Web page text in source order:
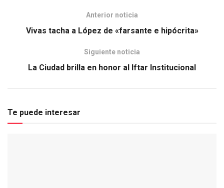
Anterior noticia
Vivas tacha a López de «farsante e hipócrita»
Siguiente noticia
La Ciudad brilla en honor al Iftar Institucional
Te puede interesar